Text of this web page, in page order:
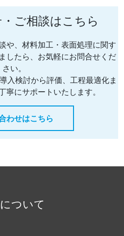
ご相談はこちら
や、材料加工・表面処理に関す
したら、お気軽にお問合せくだ
さい。
入検討から評価、工程最適化ま
寧にサポートいたします。
わせはこちら
ついて